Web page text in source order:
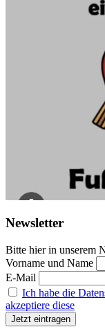
Newsletter
Bitte hier in unserem
Vorname und Name
E-Mail
Ich habe die
akzeptiere diese